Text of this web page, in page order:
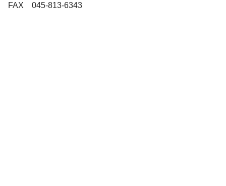
FAX 045-813-6343